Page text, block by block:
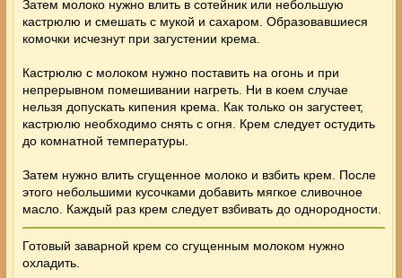
Затем молоко нужно влить в сотейник или небольшую
кастрюлю и смешать с мукой и сахаром. Образовавшиеся
комочки исчезнут при загустении крема.
Кастрюлю с молоком нужно поставить на огонь и при
непрерывном помешивании нагреть. Ни в коем случае
нельзя допускать кипения крема. Как только он загустеет,
кастрюлю необходимо снять с огня. Крем следует остудить
до комнатной температуры.
Затем нужно влить сгущенное молоко и взбить крем. После
этого небольшими кусочками добавить мягкое сливочное
масло. Каждый раз крем следует взбивать до однородности.
Готовый заварной крем со сгущенным молоком нужно
охладить.